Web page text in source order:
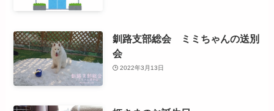
釧路支部総会 ミミちゃんの送別
会
2022年3月13日